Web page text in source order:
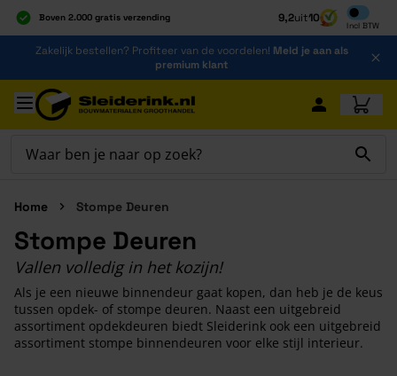
Boven 2.000 gratis verzending
Al 40 jaar dé specialist
Alles onder één dak
9,2uit10
Incl BTW
Inclusief
Ga naar de inhoud
Zakelijk bestellen? Profiteer van de voordelen! Meld je aan als
premium klant
Ga naar hoofdinhoud
Home Stompe Deuren
Stompe Deuren
Vallen volledig in het kozijn!
Als je een nieuwe binnendeur gaat kopen, dan heb je de keus
tussen opdek- of stompe deuren. Naast een uitgebreid
assortiment opdekdeuren biedt Sleiderink ook een uitgebreid
assortiment stompe binnendeuren voor elke stijl interieur.